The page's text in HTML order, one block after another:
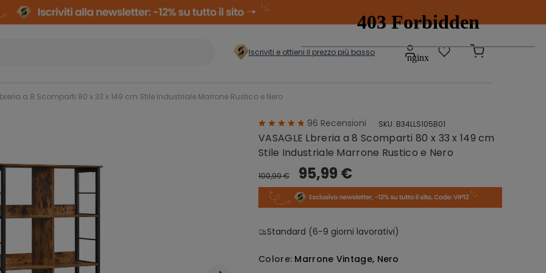
Iscriviti e ottieni il prezzo più basso
casa >
Armadi
Componibili
Scatole e
Contenitori
Lavanderia
Cassepanche Grucce
a 8 Scomparti 80 x 33 x 149 cm Stile Industriale Marrone Rustico e Nero
96 Recensioni SKU: B34LLS105B01
VASAGLE Lbreria a 8 Scomparti 80 x 33 x 149 cm
Stile Industriale Marrone Rustico e Nero
100,99 € 95,99 €
Standard (6-9 giorni lavorativi)
Colore: Marrone Vintage, Nero